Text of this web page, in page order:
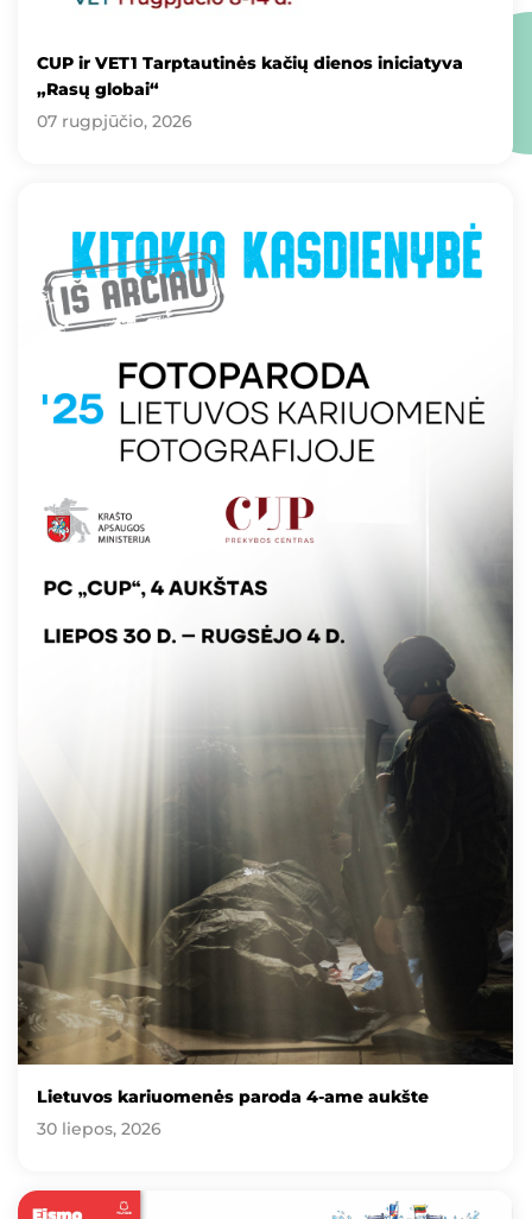
CUP ir VET1 Tarptautinės kačių dienos iniciatyva
„Rasų globai“
07 rugpjūčio, 2026
Lietuvos kariuomenės paroda 4-ame aukšte
30 liepos, 2026